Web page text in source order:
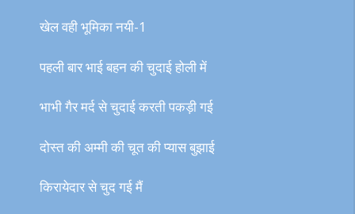
खेल वही भूमिका नयी-1
पहली बार भाई बहन की चुदाई होली में
भाभी गैर मर्द से चुदाई करती पकड़ी गई
दोस्त की अम्मी की चूत की प्यास बुझाई
किरायेदार से चुद गई मैं